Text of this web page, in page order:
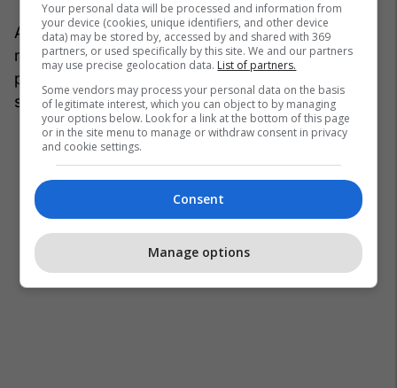
Apartamentet që ndodhen në qendër të qytetit
mund të kushtojnë nga 40 euro deri në 280 euro
për natë, ndërsa ato pranë bregdetit mund të
shkojnë deri në 320 euro për natë.
Your personal data will be processed and information from
your device (cookies, unique identifiers, and other device
data) may be stored by, accessed by and shared with 369
partners, or used specifically by this site. We and our partners
may use precise geolocation data. List of partners.
Some vendors may process your personal data on the basis
of legitimate interest, which you can object to by managing
your options below. Look for a link at the bottom of this page
or in the site menu to manage or withdraw consent in privacy
and cookie settings.
Consent
Manage options